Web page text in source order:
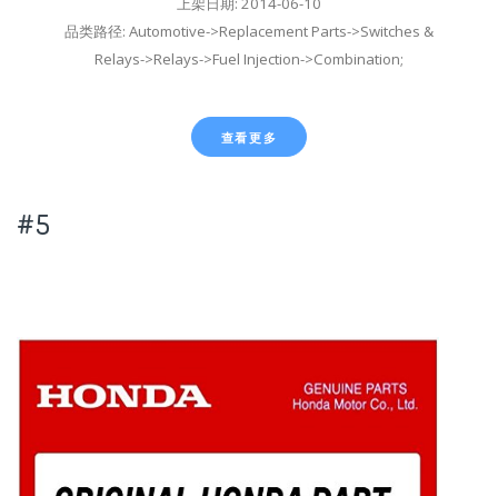
品类路径: Automotive->Replacement Parts->Switches &
Relays->Relays->Fuel Injection->Combination;
查看更多
#5